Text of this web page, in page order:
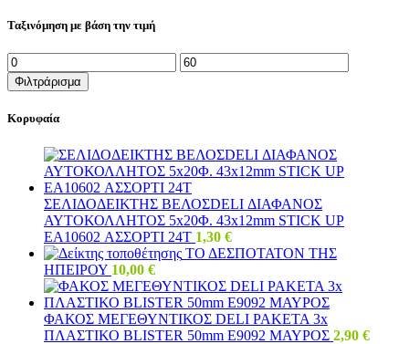
Ταξινόμηση με βάση την τιμή
Ελάχιστη
τιμή
Μέγιστη
τιμή
Φιλτράρισμα
Κορυφαία
ΣΕΛΙΔΟΔΕΙΚΤΗΣ ΒΕΛΟΣDELI ΔΙΑΦΑΝΟΣ
ΑΥΤΟΚΟΛΛΗΤΟΣ 5x20Φ. 43x12mm STICK UP
EA10602 ΑΣΣΟΡΤΙ 24Τ 1,30 €
ΤΟ ΔΕΣΠΟΤΑΤΟΝ ΤΗΣ
ΗΠΕΙΡΟΥ 10,00 €
ΦΑΚΟΣ ΜΕΓΕΘΥΝΤΙΚΟΣ DELI ΡΑΚΕΤΑ 3x
ΠΛΑΣΤΙΚΟ BLISTER 50mm E9092 ΜΑΥΡΟΣ 2,90 €